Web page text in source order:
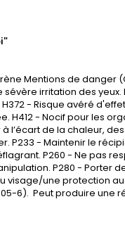
Mentions de danger
irritation des
- Risque avéré
H412 - Nocif pour les
l’écart de la chaleur,
P233 - Maintenir le
P260 - Ne pas
P280 - Porter
une protection
6). Peut produire une